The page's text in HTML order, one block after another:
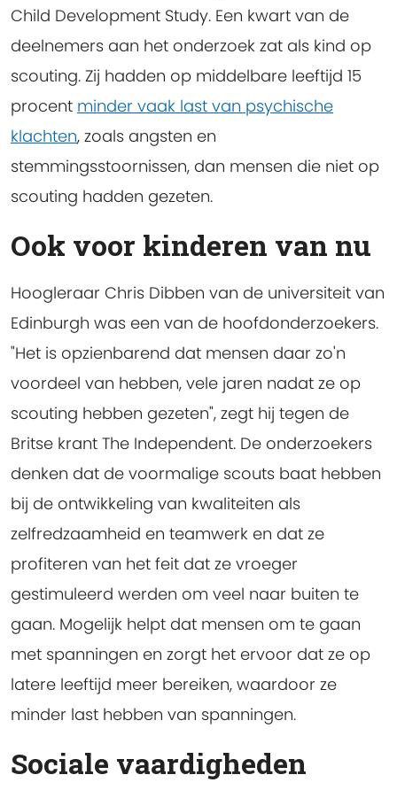
Child Development Study. Een kwart van de
deelnemers aan het onderzoek zat als kind op
scouting. Zij hadden op middelbare leeftijd 15
procent minder vaak last van psychische
klachten, zoals angsten en
stemmingsstoornissen, dan mensen die niet op
scouting hadden gezeten.
Ook voor kinderen van nu
Hoogleraar Chris Dibben van de universiteit van
Edinburgh was een van de hoofdonderzoekers.
"Het is opzienbarend dat mensen daar zo'n
voordeel van hebben, vele jaren nadat ze op
scouting hebben gezeten", zegt hij tegen de
Britse krant The Independent. De onderzoekers
denken dat de voormalige scouts baat hebben
bij de ontwikkeling van kwaliteiten als
zelfredzaamheid en teamwerk en dat ze
profiteren van het feit dat ze vroeger
gestimuleerd werden om veel naar buiten te
gaan. Mogelijk helpt dat mensen om te gaan
met spanningen en zorgt het ervoor dat ze op
latere leeftijd meer bereiken, waardoor ze
minder last hebben van spanningen.
Sociale vaardigheden